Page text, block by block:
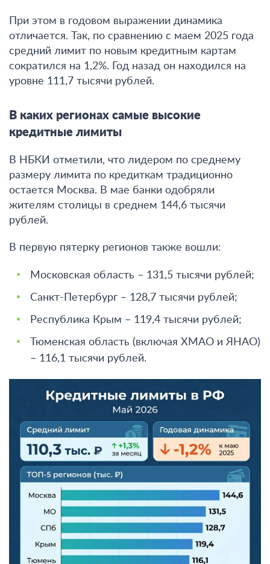
При этом в годовом выражении динамика
отличается. Так, по сравнению с маем 2025 года
средний лимит по новым кредитным картам
сократился на 1,2%. Год назад он находился на
уровне 111,7 тысячи рублей.
В каких регионах самые высокие
кредитные лимиты
В НБКИ отметили, что лидером по среднему
размеру лимита по кредиткам традиционно
остается Москва. В мае банки одобряли
жителям столицы в среднем 144,6 тысячи
рублей.
В первую пятерку регионов также вошли:
Московская область – 131,5 тысячи рублей;
Санкт-Петербург – 128,7 тысячи рублей;
Республика Крым – 119,4 тысячи рублей;
Тюменская область (включая ХМАО и ЯНАО)
– 116,1 тысячи рублей.